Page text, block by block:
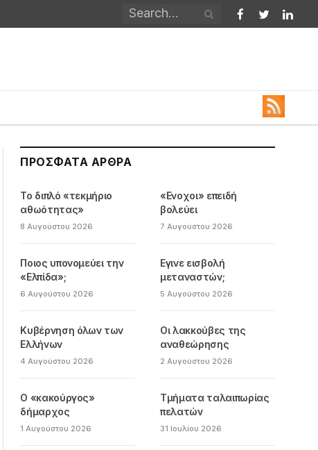
Facebook
Twitter
ΠΡΌΣΦΑΤΑ ΆΡΘΡΑ
Το διπλό «τεκμήριο
αθωότητας»
8 Αυγούστου 2026
«Ενοχοι» επειδή
βολεύει
7 Αυγούστου 2026
Ποιος υπονομεύει την
«Ελπίδα»;
6 Αυγούστου 2026
Εγινε εισβολή
μεταναστών;
5 Αυγούστου 2026
Κυβέρνηση όλων των
Ελλήνων
4 Αυγούστου 2026
Οι λακκούβες της
αναθεώρησης
2 Αυγούστου 2026
Ο «κακούργος»
δήμαρχος
1 Αυγούστου 2026
Τμήματα ταλαιπωρίας
πελατών
31 Ιουλίου 2026